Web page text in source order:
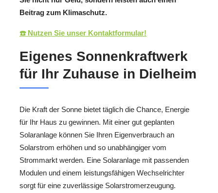
Beitrag zum Klimaschutz.
☎️ Nutzen Sie unser Kontaktformular!
Eigenes Sonnenkraftwerk
für Ihr Zuhause in Dielheim
Die Kraft der Sonne bietet täglich die Chance, Energie
für Ihr Haus zu gewinnen. Mit einer gut geplanten
Solaranlage können Sie Ihren Eigenverbrauch an
Solarstrom erhöhen und so unabhängiger vom
Strommarkt werden. Eine Solaranlage mit passenden
Modulen und einem leistungsfähigen Wechselrichter
sorgt für eine zuverlässige Solarstromerzeugung.